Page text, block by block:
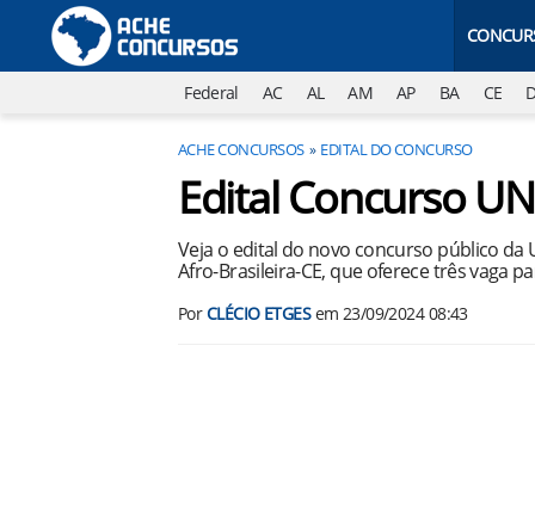
Federal AC AL AM AP BA CE
ACHE CONCURSOS EDITAL DO CONCURSO
Edital Concurso
Veja o edital do novo concurso público
Afro-Brasileira-CE, que oferece três vaga
PorCLÉCIO ETGESem 23/09/2024 08:43